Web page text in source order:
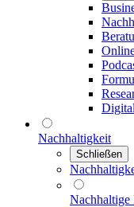
Nachhaltigkeit
Schließen
Nachhaltige